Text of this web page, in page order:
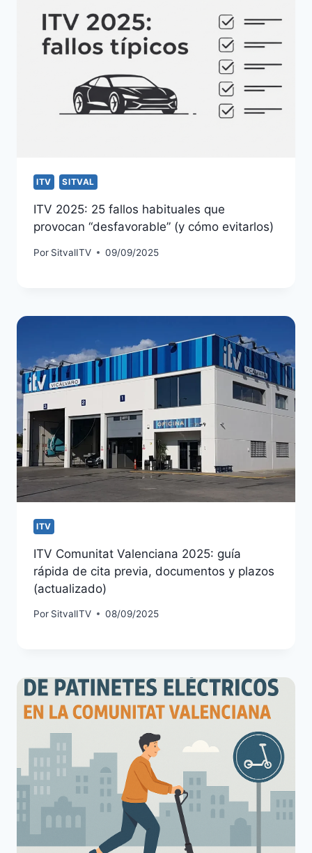
ITV SITVAL
ITV 2025: 25 fallos habituales que
provocan “desfavorable” (y cómo evitarlos)
Por SitvalITV 09/09/2025
ITV
ITV Comunitat Valenciana 2025: guía
rápida de cita previa, documentos y plazos
(actualizado)
Por SitvalITV 08/09/2025